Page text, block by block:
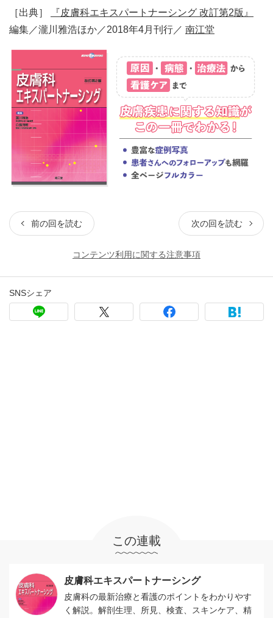
［出典］
『皮膚科エキスパートナーシング 改訂第2版』
編集／瀧川雅浩ほか／2018年4月刊行／ 南江堂
前の回を読む 次の回を読む
コンテンツ利用に関する注意事項
SNSシェア
この連載
皮膚科エキスパートナーシング
皮膚科の最新治療と看護のポイントをわかりやす
く解説。解剖生理、所見、検査、スキンケア、精